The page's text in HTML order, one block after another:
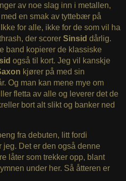
av noe slag inn i metallen,
en smak av tyttebær på
for alle, ikke for de som vil ha
der scorer Sinsid dårlig.
band kopierer de klassiske
også til kort. Jeg vil kanskje
kjører på med sin
Og man kan mene mye om
fletta av alle og leverer det de
bort alt slikt og banker ned
fra debuten, litt fordi
Det er den også denne
låter som trekker opp, blant
under her. Så åtteren er